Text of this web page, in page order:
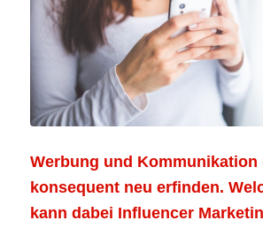
Werbung und Kommunikation
konsequent neu erfinden.
kann dabei Influencer